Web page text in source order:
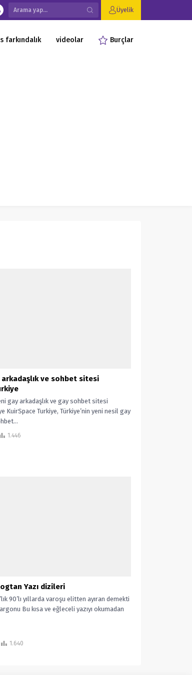
Üyelik
farkındalık videolar Burçlar
ve sohbet sitesi
gay arkadaşlık ve gay sohbet sitesi
KuirSpace Turkiye, Türkiye’nin yeni nesil gay
1.446
Yazı dizileri
90’lı yıllarda varoşu elitten ayıran demekti
Bu kısa ve eğleceli yazıyı okumadan
1.640